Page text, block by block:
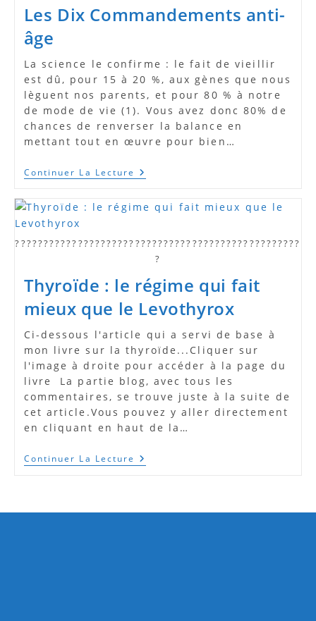
Les Dix Commandements anti-
âge
La science le confirme : le fait de vieillir
est dû, pour 15 à 20 %, aux gènes que nous
lèguent nos parents, et pour 80 % à notre
de mode de vie (1). Vous avez donc 80% de
chances de renverser la balance en
mettant tout en œuvre pour bien…
Continuer La Lecture Les
Dix
Anti-
??????????????????????????????????????????????????
?
Thyroïde : le régime qui fait
mieux que le Levothyrox
Ci-dessous l'article qui a servi de base à
mon livre sur la thyroïde...Cliquer sur
l'image à droite pour accéder à la page du
livre La partie blog, avec tous les
commentaires, se trouve juste à la suite de
cet article.Vous pouvez y aller directement
en cliquant en haut de la…
Continuer La Lecture Thyroïde
:
Fait